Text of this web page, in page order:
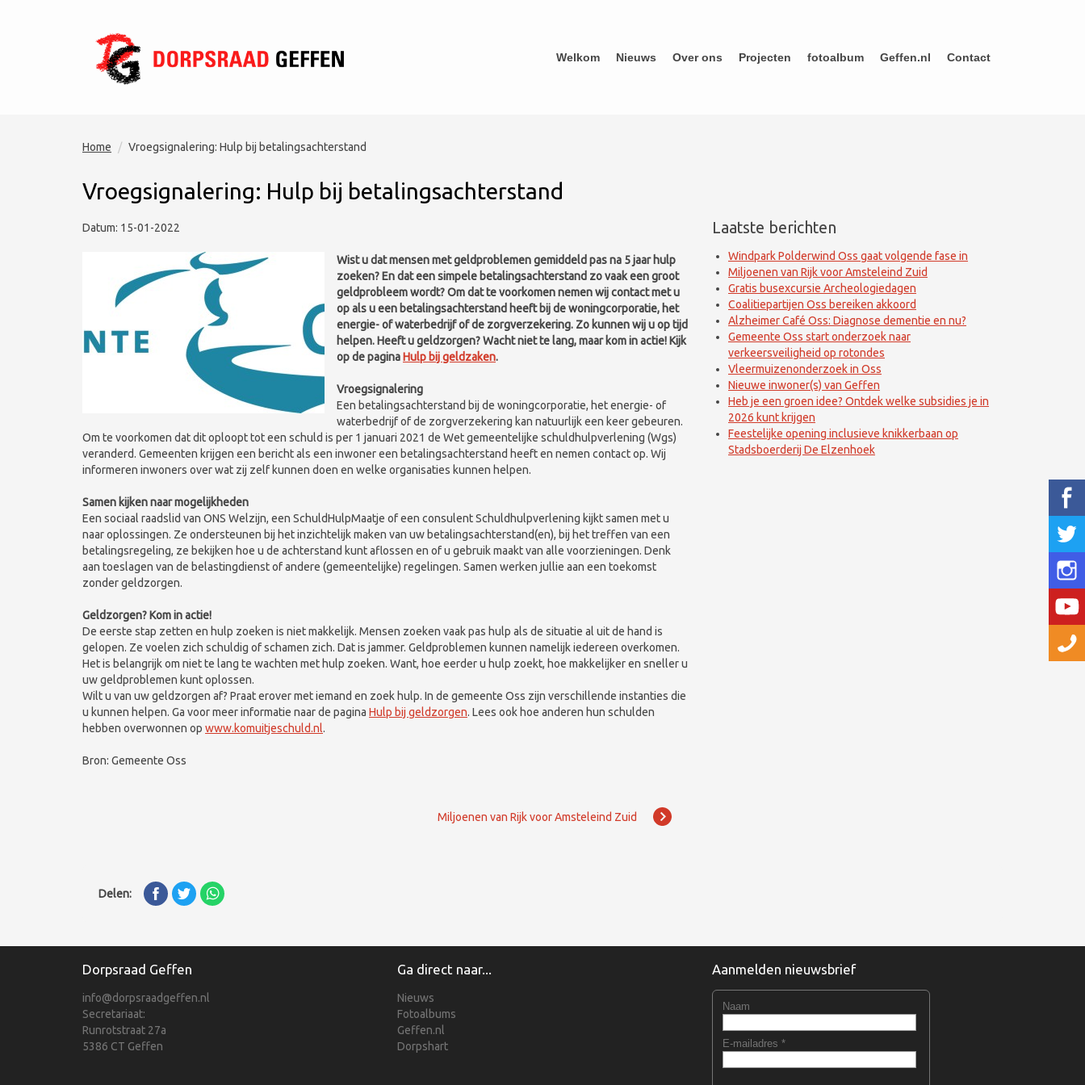
Welkom Nieuws Over ons Projecten fotoalbum Geffen.nl Contact
Home Vroegsignalering: Hulp bij betalingsachterstand
Vroegsignalering: Hulp bij betalingsachterstand
Datum: 15-01-2022
Wist u dat mensen met geldproblemen gemiddeld pas na 5 jaar hulp
zoeken? En dat een simpele betalingsachterstand zo vaak een groot
geldprobleem wordt? Om dat te voorkomen nemen wij contact met u
op als u een betalingsachterstand heeft bij de woningcorporatie, het
energie- of waterbedrijf of de zorgverzekering. Zo kunnen wij u op tijd
helpen. Heeft u geldzorgen? Wacht niet te lang, maar kom in actie! Kijk
op de paginaHulp bij geldzaken.
Vroegsignalering
Een betalingsachterstand bij de woningcorporatie, het energie- of
waterbedrijf of de zorgverzekering kan natuurlijk een keer gebeuren.
Om te voorkomen dat dit oploopt tot een schuld is per 1 januari 2021 de Wet gemeentelijke schuldhulpverlening (Wgs)
veranderd. Gemeenten krijgen een bericht als een inwoner een betalingsachterstand heeft en nemen contact op. Wij
informeren inwoners over wat zij zelf kunnen doen en welke organisaties kunnen helpen.
Samen kijken naar mogelijkheden
Een sociaal raadslid van ONS Welzijn, een SchuldHulpMaatje of een consulent Schuldhulpverlening kijkt samen met u
naar oplossingen. Ze ondersteunen bij het inzichtelijk maken van uw betalingsachterstand(en), bij het treffen van een
betalingsregeling, ze bekijken hoe u de achterstand kunt aflossen en of u gebruik maakt van alle voorzieningen. Denk
aan toeslagen van de belastingdienst of andere (gemeentelijke) regelingen. Samen werken jullie aan een toekomst
zonder geldzorgen.
Geldzorgen? Kom in actie!
De eerste stap zetten en hulp zoeken is niet makkelijk. Mensen zoeken vaak pas hulp als de situatie al uit de hand is
gelopen. Ze voelen zich schuldig of schamen zich. Dat is jammer. Geldproblemen kunnen namelijk iedereen overkomen.
Het is belangrijk om niet te lang te wachten met hulp zoeken. Want, hoe eerder u hulp zoekt, hoe makkelijker en sneller u
uw geldproblemen kunt oplossen.
Wilt u van uw geldzorgen af? Praat erover met iemand en zoek hulp. In de gemeente Oss zijn verschillende instanties die
u kunnen helpen. Ga voor meer informatie naar de pagina Hulp bij geldzorgen. Lees ook hoe anderen hun schulden
hebben overwonnen op www.komuitjeschuld.nl.
Bron: Gemeente Oss
Miljoenen van Rijk voor Amsteleind Zuid
Laatste berichten
Windpark Polderwind Oss gaat volgende fase in
Miljoenen van Rijk voor Amsteleind Zuid
Gratis busexcursie Archeologiedagen
Coalitiepartijen Oss bereiken akkoord
Alzheimer Café Oss: Diagnose dementie en nu?
Gemeente Oss start onderzoek naar
verkeersveiligheid op rotondes
Vleermuizenonderzoek in Oss
Nieuwe inwoner(s) van Geffen
Heb je een groen idee? Ontdek welke subsidies je in
2026 kunt krijgen
Feestelijke opening inclusieve knikkerbaan op
Stadsboerderij De Elzenhoek
Delen:
Dorpsraad Geffen
info@dorpsraadgeffen.nl
Secretariaat:
Runrotstraat 27a
5386 CT Geffen
Ga direct naar...
Nieuws
Fotoalbums
Geffen.nl
Dorpshart
Aanmelden nieuwsbrief